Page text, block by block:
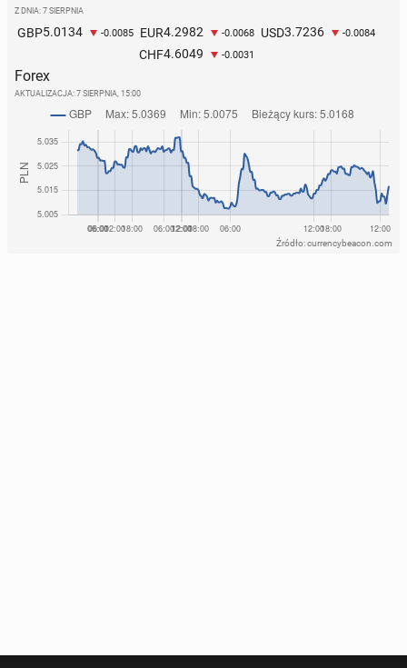
Z DNIA: 7 SIERPNIA
GBP5.0134 -0.0085 EUR4.2982 -0.0068 USD3.7236 -0.0084
CHF4.6049 -0.0031
Forex
AKTUALIZACJA: 7 SIERPNIA, 15:00
Źródło: currencybeacon.com